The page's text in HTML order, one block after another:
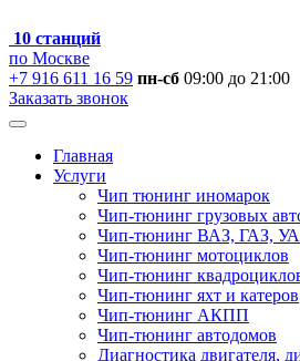
10 станций
по Москве
+7 916 611 16 59 пн-сб 09:00 до 21:00
Заказать звонок
Главная
Услуги
Чип тюнинг иномарок
Чип-тюнинг грузовых
Чип-тюнинг ВАЗ, ГАЗ,
Чип-тюнинг мотоциклов
Чип-тюнинг
Чип-тюнинг яхт и катеров
Чип-тюнинг АКПП
Чип-тюнинг автодомов
Диагностика двигателя,